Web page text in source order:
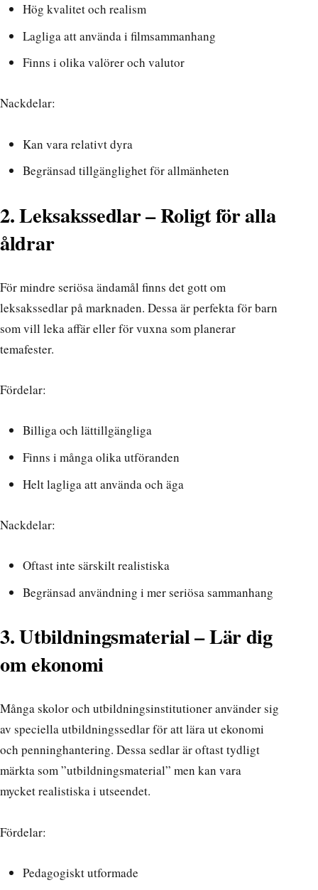
Hög kvalitet och realism
Lagliga att använda i filmsammanhang
Finns i olika valörer och valutor
Nackdelar:
Kan vara relativt dyra
Begränsad tillgänglighet för allmänheten
2. Leksakssedlar – Roligt för alla
åldrar
För mindre seriösa ändamål finns det gott om
leksakssedlar på marknaden. Dessa är perfekta för barn
som vill leka affär eller för vuxna som planerar
temafester.
Fördelar:
Billiga och lättillgängliga
Finns i många olika utföranden
Helt lagliga att använda och äga
Nackdelar:
Oftast inte särskilt realistiska
Begränsad användning i mer seriösa sammanhang
3. Utbildningsmaterial – Lär dig
om ekonomi
Många skolor och utbildningsinstitutioner använder sig
av speciella utbildningssedlarför att lära ut ekonomi
och penninghantering. Dessa sedlar är oftast tydligt
märkta som ”utbildningsmaterial” men kan vara
mycket realistiska i utseendet.
Fördelar:
Pedagogiskt utformade